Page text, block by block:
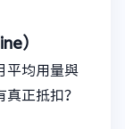
）
平均用量與
正抵扣？